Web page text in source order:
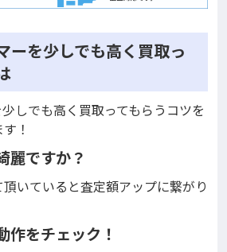
ーを少しでも高く買取っ
しでも高く買取ってもらうコツを
！
麗ですか？
いていると査定額アップに繋がり
をチェック！